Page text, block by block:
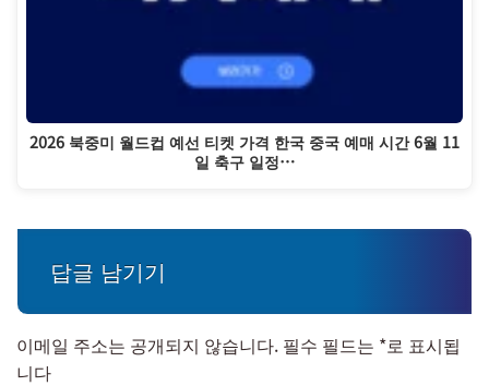
2026 북중미 월드컵 예선 티켓 가격 한국 중국 예매 시간 6월 11
일 축구 일정…
답글 남기기
이메일 주소는 공개되지 않습니다. 필수 필드는 *로 표시됩
니다